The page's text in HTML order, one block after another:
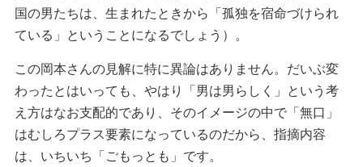
国の男たちは、生まれたときから「孤独を宿命づけられ
ている」ということになるでしょう）。
この岡本さんの見解に特に異論はありません。だいぶ変
わったとはいっても、やはり「男は男らしく」という考
え方はなお支配的であり、そのイメージの中で「無口」
はむしろプラス要素になっているのだから、指摘内容
は、いちいち「ごもっとも」です。